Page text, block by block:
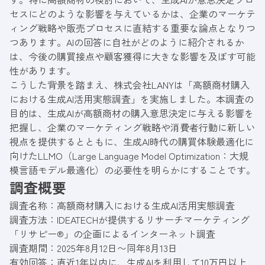
セスにどのような影響を与えているかは、企業のマーケテ
ィング戦略や販売プロセスに直結する重要な論点となりつ
つあります。AIの回答に自社がどのように紹介されるか
は、今後の購買接点や顧客獲得に大きな影響を及ぼす可能
性があります。
こうした背景を踏まえ、株式会社LANYは「高額商材購入
における生成AI活用実態調査」を実施しました。本調査の
目的は、生成AIが高額商材の購入意思決定に与える影響を
把握し、企業のマーケティング戦略や消費者行動に新しい
視点を提供するとともに、生成AI時代の購買体験最適化に
向けたLLMO（Large Language Model Optimization：大規
模言語モデル最適化）の必要性を明らかにすることです。
調査概要
調査名称：高額商材購入における生成AI活用実態調査
調査方法：IDEATECHが提供するリサーチマーケティング
「リサピー®︎」の企画によるインターネット調査
調査期間：2025年8月12日〜同年8月13日
有効回答：直近1年以内に、生成AIを利用して10万円以上